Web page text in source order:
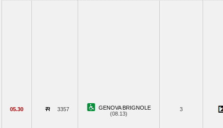
05.30 3357
GENOVA BRIGNOLE
(08.13)
3